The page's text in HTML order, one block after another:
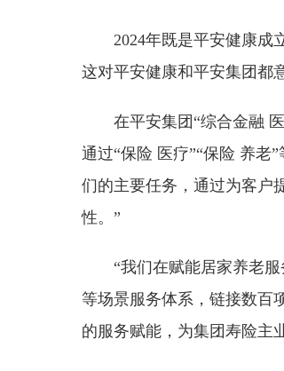
2024年既是平安健康成
这对平安健康和平安集团都
在平安集团“综合金融
通过“保险 医疗”“保险 养老
们的主要任务，通过为客户
性。”
“我们在赋能居家养老
等场景服务体系，链接数百
的服务赋能，为集团寿险主